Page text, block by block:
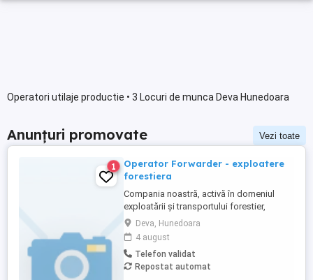
Operatori utilaje productie • 3 Locuri de munca Deva Hunedoara
Anunțuri promovate Vezi toate
1
Operator Forwarder - exploatere
forestiera
Compania noastră, activă în domeniul
exploatării și transportului forestier,
angajează un operator forwarder cu
experiență, pentru operarea utilajelor
moderne în cadrul echipei noastre.
Căutăm o persoana: Cu experiență
dovedită în operarea utilajelor forestiere
Deva, Hunedoara
4 august
Telefon validat
Repostat automat